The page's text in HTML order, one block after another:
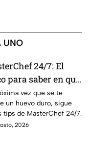
UNO
24/7: El
para saber en qué
está listo un
cocido
vez que se te
un huevo duro, sigue
tips de MasterChef 24/7.
2026